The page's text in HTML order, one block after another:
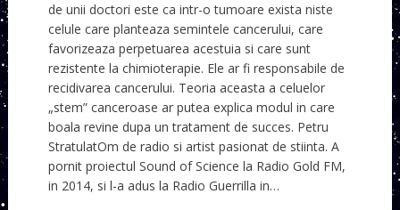
de unii doctori este ca intr-o tumoare exista niste
celule care planteaza semintele cancerului, care
favorizeaza perpetuarea acestuia si care sunt
rezistente la chimioterapie. Ele ar fi responsabile de
recidivarea cancerului. Teoria aceasta a celuelor
„stem” canceroase ar putea explica modul in care
boala revine dupa un tratament de succes. Petru
StratulatOm de radio si artist pasionat de stiinta. A
pornit proiectul Sound of Science la Radio Gold FM,
in 2014, si l-a adus la Radio Guerrilla in…